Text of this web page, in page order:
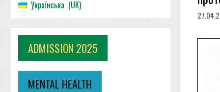
Українська UK
ADMISSION 2025
MENTAL HEALTH